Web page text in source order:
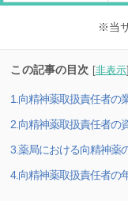
※当
この記事の目次 [非表示]
1.向精神薬取扱責任者の
2.向精神薬取扱責任者の
3.薬局における向精神薬
4.向精神薬取扱責任者の